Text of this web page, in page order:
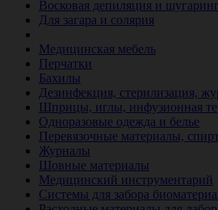
Восковая депиляция и шугаринг
Для загара и солярия
Медицинская мебель
Перчатки
Бахилы
Дезинфекция, стерилизация,
Шприцы, иглы, инфузионная
Одноразовые одежда и белье
Перевязочные материалы,
Журналы
Шовные материалы
Медицинский инструментарий
Системы для забора